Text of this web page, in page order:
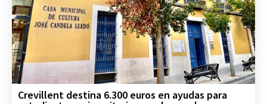
Crevillent destina 6.300 euros en ayudas para